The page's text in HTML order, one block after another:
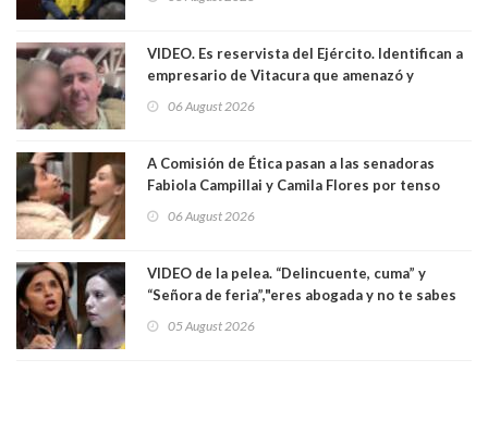
VIDEO. Es reservista del Ejército. Identifican a
empresario de Vitacura que amenazó y
al "ring raja". Se trata de Andrés Arrieta y la
06 August 2026
A Comisión de Ética pasan a las senadoras
Fabiola Campillai y Camila Flores por tenso
06 August 2026
VIDEO de la pelea. “Delincuente, cuma” y
“Señora de feria”,"eres abogada y no te sabes
senadoras Camila Flores y Fabiola Campillai en
05 August 2026